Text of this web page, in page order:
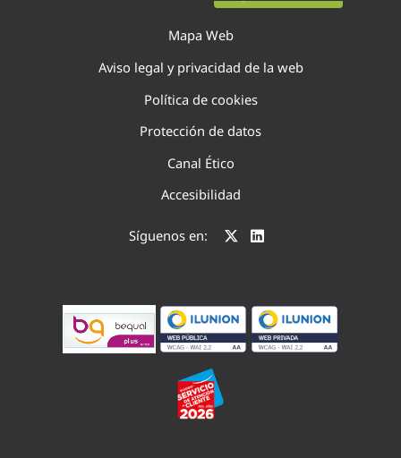
Mapa Web
Aviso legal y privacidad de la web
Política de cookies
Protección de datos
Canal Ético
Accesibilidad
Síguenos en: